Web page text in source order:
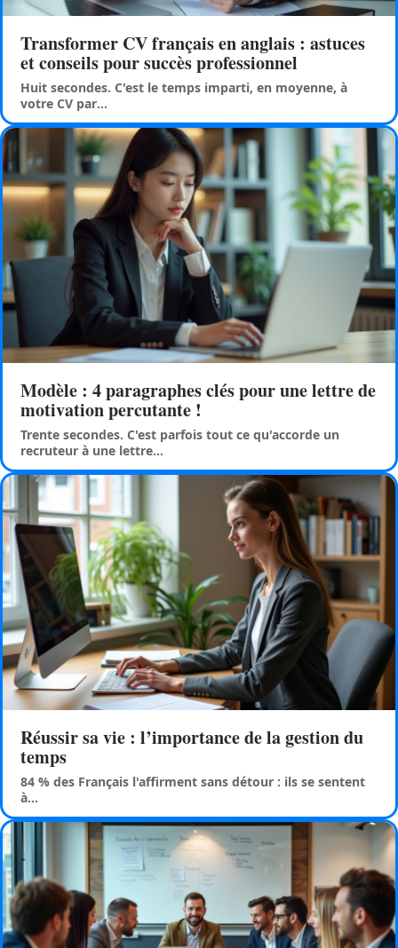
Transformer CV français en anglais : astuces
et conseils pour succès professionnel
Huit secondes. C'est le temps imparti, en moyenne, à
votre CV par…
Modèle : 4 paragraphes clés pour une lettre de
motivation percutante !
Trente secondes. C'est parfois tout ce qu'accorde un
recruteur à une lettre…
Réussir sa vie : l’importance de la gestion du
temps
84 % des Français l'affirment sans détour : ils se sentent
à…